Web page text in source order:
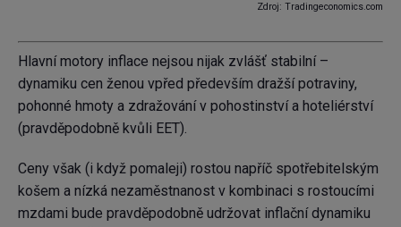
Zdroj: Tradingeconomics.com
Hlavní motory inflace nejsou nijak zvlášť stabilní –
dynamiku cen ženou vpřed především dražší potraviny,
pohonné hmoty a zdražování v pohostinství a hoteliérství
(pravděpodobně kvůli EET).
Ceny však (i když pomaleji) rostou napříč spotřebitelským
košem a nízká nezaměstnanost v kombinaci s rostoucími
mzdami bude pravděpodobně udržovat inflační dynamiku